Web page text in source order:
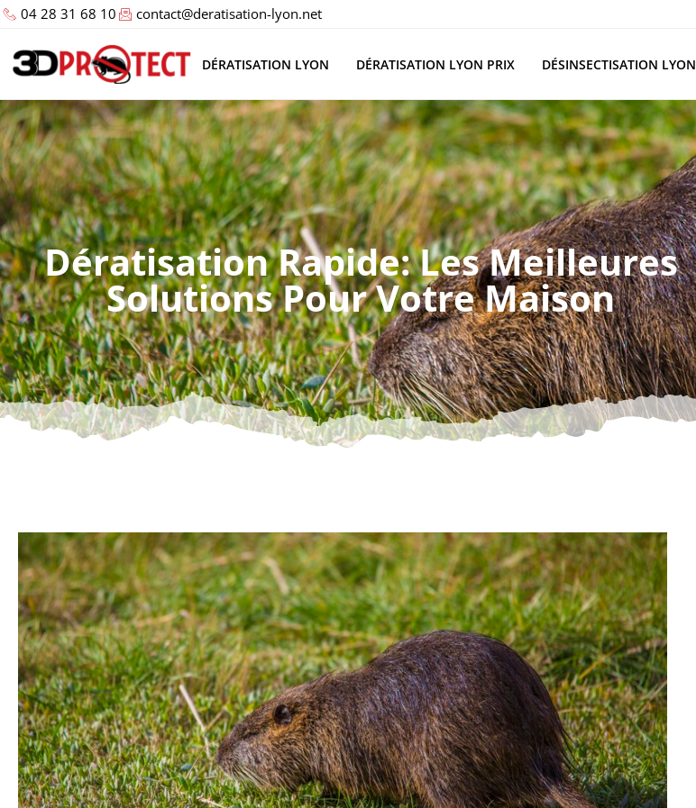
04 28 31 68 10 contact@deratisation-lyon.net
DÉRATISATION LYON DÉRATISATION LYON PRIX DÉSINSECTISATION LYON
Dératisation Rapide: Les Meilleures
Solutions Pour Votre Maison